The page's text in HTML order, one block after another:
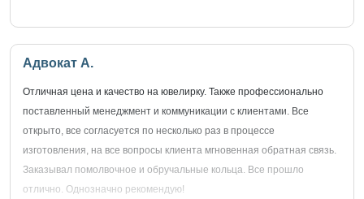
Адвокат А.
Отличная цена и качество на ювелирку. Также профессионально
поставленный менеджмент и коммуникации с клиентами. Все
открыто, все согласуется по несколько раз в процессе
изготовления, на все вопросы клиента мгновенная обратная связь.
Заказывал помолвочное и обручальные кольца. Все прошло
отлично. Однозначно рекомендую!